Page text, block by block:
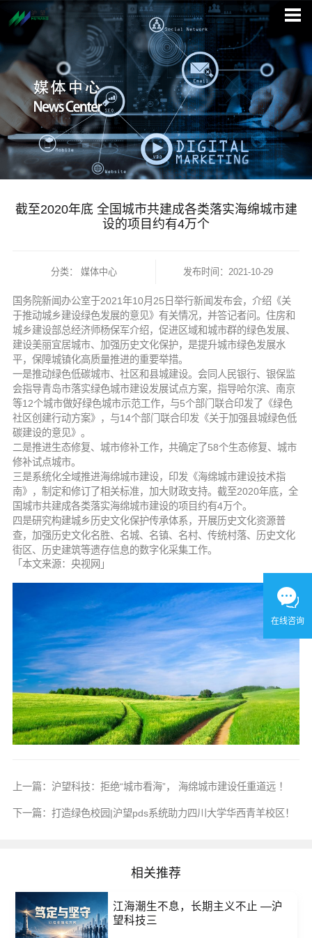
截至2020年底 全国城市共建成各类落实海绵城市建
设的项目约有4万个
分类： 媒体中心 发布时间：2021-10-29
国务院新闻办公室于2021年10月25日举行新闻发布会，介绍《关
于推动城乡建设绿色发展的意见》有关情况，并答记者问。住房和
城乡建设部总经济师杨保军介绍，促进区域和城市群的绿色发展、
建设美丽宜居城市、加强历史文化保护，是提升城市绿色发展水
平，保障城镇化高质量推进的重要举措。
一是推动绿色低碳城市、社区和县城建设。会同人民银行、银保监
会指导青岛市落实绿色城市建设发展试点方案，指导哈尔滨、南京
等12个城市做好绿色城市示范工作，与5个部门联合印发了《绿色
社区创建行动方案》，与14个部门联合印发《关于加强县城绿色低
碳建设的意见》。
二是推进生态修复、城市修补工作，共确定了58个生态修复、城市
修补试点城市。
三是系统化全域推进海绵城市建设，印发《海绵城市建设技术指
南》，制定和修订了相关标准，加大财政支持。截至2020年底，全
国城市共建成各类落实海绵城市建设的项目约有4万个。
四是研究构建城乡历史文化保护传承体系，开展历史文化资源普
查，加强历史文化名胜、名城、名镇、名村、传统村落、历史文化
街区、历史建筑等遗存信息的数字化采集工作。
「本文来源：央视网」
上一篇： 沪望科技：拒绝“城市看海”， 海绵城市建设任重道远 ！
下一篇： 打造绿色校园|沪望pds系统助力四川大学华西青羊校区！
相关推荐
江海潮生不息，长期主义不止 —沪
望科技三
在线咨询